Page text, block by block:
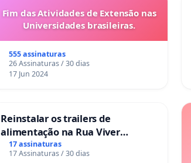
Fim das Atividades de Extensão nas
Universidades brasileiras.
555 assinaturas
26 Assinaturas / 30 dias
17 Jun 2024
Reinstalar os trailers de
alimentação na Rua Viver
Salvador
17 assinaturas
17 Assinaturas / 30 dias